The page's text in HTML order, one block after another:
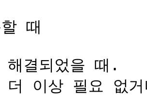
때
결되었을 때.
이상 필요 없